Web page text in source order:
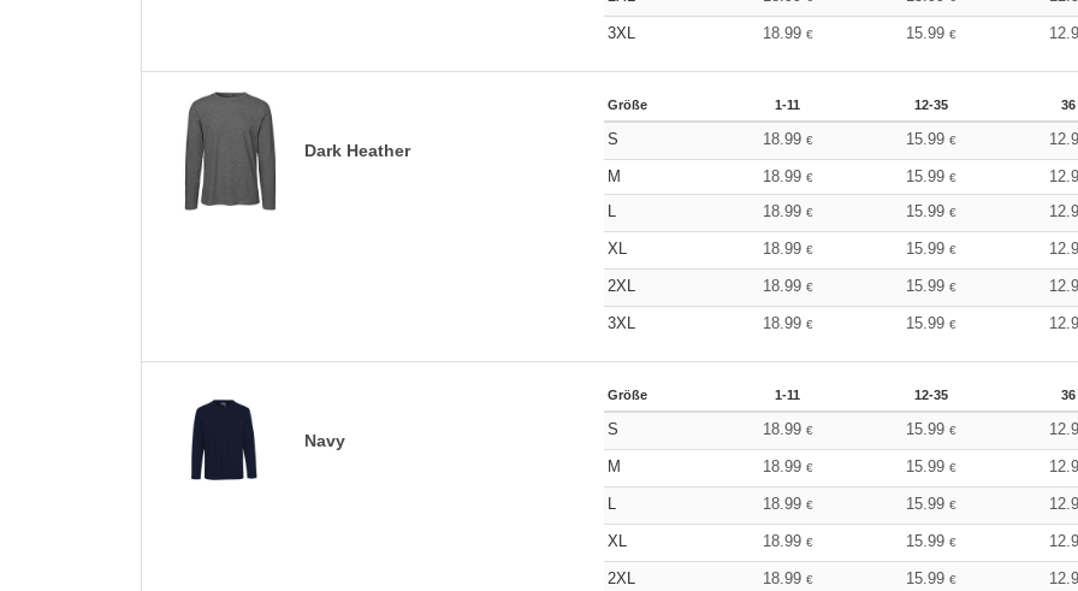
3XL 18.99 € 15.99 €
Dark Heather
Größe 1-11 12-35 36
S 18.99 € 15.99 €
M 18.99 € 15.99 €
L
18.99 € 15.99 €
XL 18.99 € 15.99 €
2XL 18.99 € 15.99 €
3XL 18.99 € 15.99 €
Navy
Größe 1-11 12-35 36
S 18.99 € 15.99 €
M 18.99 € 15.99 €
L 18.99 € 15.99 €
XL 18.99 € 15.99 €
2XL 18.99 € 15.99 €